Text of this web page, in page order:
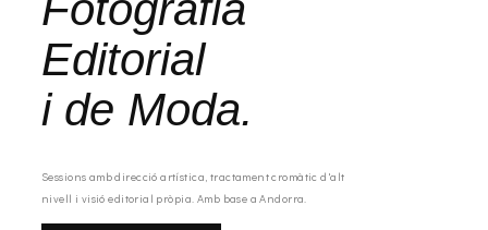
Editorial
i de Moda.
Sessions amb direcció artística, tractament cromàtic d'alt
nivell i visió editorial pròpia. Amb base a Andorra.